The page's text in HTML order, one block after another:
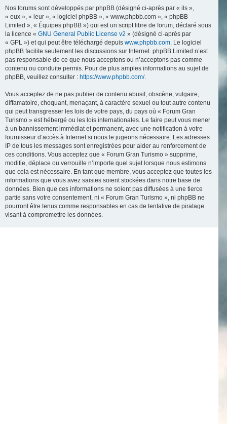
Nos forums sont développés par phpBB (désigné ci-après par « ils »,
« eux », « leur », « logiciel phpBB », « www.phpbb.com », « phpBB
Limited », « Équipes phpBB ») qui est un script libre de forum, déclaré sous
la licence « GNU General Public License v2 » (désigné ci-après par
« GPL ») et qui peut être téléchargé depuis www.phpbb.com. Le logiciel
phpBB facilite seulement les discussions sur Internet. phpBB Limited n’est
pas responsable de ce que nous acceptons ou n’acceptons pas comme
contenu ou conduite permis. Pour de plus amples informations au sujet de
phpBB, veuillez consulter : https://www.phpbb.com/.
Vous acceptez de ne pas publier de contenu abusif, obscène, vulgaire,
diffamatoire, choquant, menaçant, à caractère sexuel ou tout autre contenu
qui peut transgresser les lois de votre pays, du pays où « Forum Gran
Turismo » est hébergé ou les lois internationales. Le faire peut vous mener
à un bannissement immédiat et permanent, avec une notification à votre
fournisseur d’accès à Internet si nous le jugeons nécessaire. Les adresses
IP de tous les messages sont enregistrées pour aider au renforcement de
ces conditions. Vous acceptez que « Forum Gran Turismo » supprime,
modifie, déplace ou verrouille n’importe quel sujet lorsque nous estimons
que cela est nécessaire. En tant que membre, vous acceptez que toutes les
informations que vous avez saisies soient stockées dans notre base de
données. Bien que ces informations ne soient pas diffusées à une tierce
partie sans votre consentement, ni « Forum Gran Turismo », ni phpBB ne
pourront être tenus comme responsables en cas de tentative de piratage
visant à compromettre les données.